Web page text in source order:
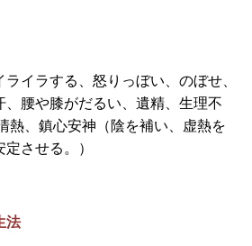
イラする、怒りっぼい、 のぼせ、
、腰や膝がだるい、遺精、生理不
熱、鎮心安神（陰を補い、虚熱を
させる。）
法